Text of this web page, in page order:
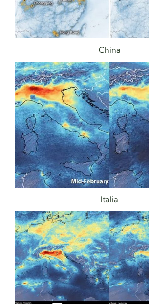
China
Italia